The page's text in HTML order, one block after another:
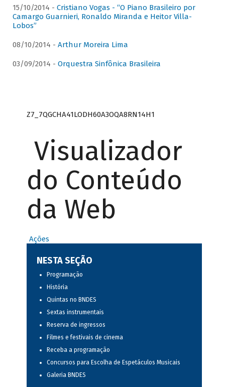
15/10/2014 - Cristiano Vogas - “O Piano Brasileiro por
Camargo Guarnieri, Ronaldo Miranda e Heitor Villa-
Lobos”
08/10/2014 - Arthur Moreira Lima
03/09/2014 - Orquestra Sinfônica Brasileira
Z7_7QGCHA41LODH60A3OQA8RN14H1
Visualizador
do Conteúdo
da Web
Ações
NESTA SEÇÃO
Programação
História
Quintas no BNDES
Sextas instrumentais
Reserva de ingressos
Filmes e festivais de cinema
Receba a programação
Concursos para Escolha de Espetáculos Musicais
Galeria BNDES